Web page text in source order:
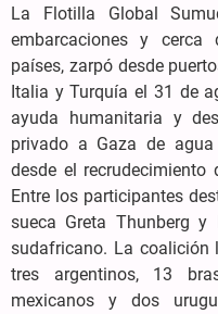
La Flotilla Global
embarcaciones y
países, zarpó desde
Italia y Turquía el 31 de
ayuda humanitaria y
privado a Gaza de
desde el
Entre los participantes
sueca Greta Thunberg
sudafricano. La coalición
tres argentinos, 13
mexicanos y dos